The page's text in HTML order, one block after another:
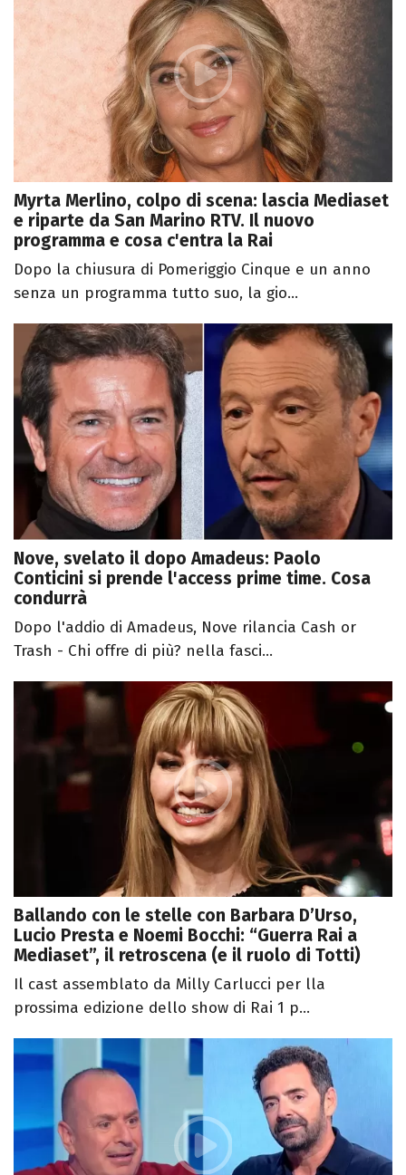
Myrta Merlino, colpo di scena: lascia Mediaset
e riparte da San Marino RTV. Il nuovo
programma e cosa c'entra la Rai
Dopo la chiusura di Pomeriggio Cinque e un anno
senza un programma tutto suo, la gio...
Nove, svelato il dopo Amadeus: Paolo
Conticini si prende l'access prime time. Cosa
condurrà
Dopo l'addio di Amadeus, Nove rilancia Cash or
Trash - Chi offre di più? nella fasci...
Ballando con le stelle con Barbara D’Urso,
Lucio Presta e Noemi Bocchi: “Guerra Rai a
Mediaset”, il retroscena (e il ruolo di Totti)
Il cast assemblato da Milly Carlucci per lla
prossima edizione dello show di Rai 1 p...